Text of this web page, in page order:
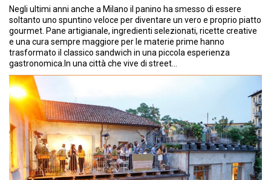
Negli ultimi anni anche a Milano il panino ha smesso di essere
soltanto uno spuntino veloce per diventare un vero e proprio piatto
gourmet. Pane artigianale, ingredienti selezionati, ricette creative
e una cura sempre maggiore per le materie prime hanno
trasformato il classico sandwich in una piccola esperienza
gastronomica.In una città che vive di street…